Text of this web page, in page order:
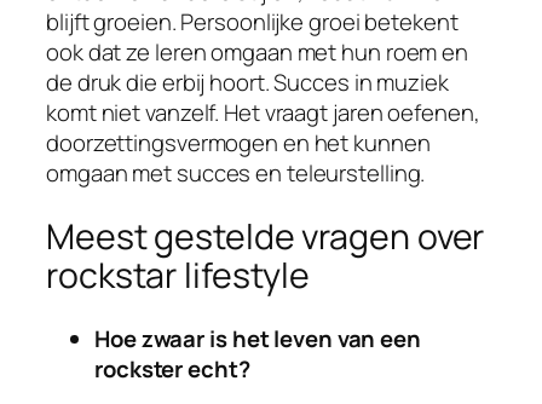
blijft groeien. Persoonlijke groei betekent
ook dat ze leren omgaan met hun roem en
de druk die erbij hoort. Succes in muziek
komt niet vanzelf. Het vraagt jaren oefenen,
doorzettingsvermogen en het kunnen
omgaan met succes en teleurstelling.
Meest gestelde vragen over
rockstar lifestyle
Hoe zwaar is het leven van een
rockster echt?